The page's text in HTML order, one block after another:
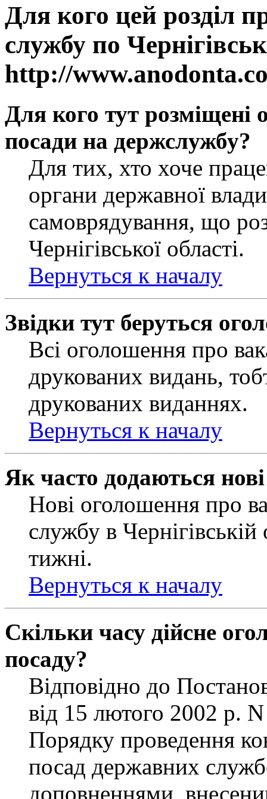
Для кого цей розділ
службу по
http://
Для кого тут розміщені
посади на держслужбу?
Для тих, хто хоче
органи державної
самоврядування, що
Чернігівської області.
Вернуться к началу
Звідки тут беруться
Всі оголошення про
друкованих видань,
друкованих виданнях.
Вернуться к началу
Як часто додаються
Нові оголошення про
службу в
тижні.
Вернуться к началу
Скільки часу дійсне
посаду?
Відповідно до
від 15 лютого 2002 р.
Порядку проведення
посад державних
доповненнями,